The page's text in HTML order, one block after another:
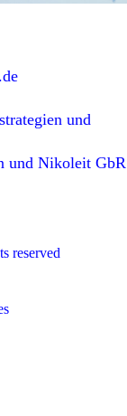
und
und Nikoleit GbR
reserved